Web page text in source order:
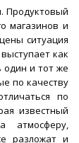
Продуктовый
магазинов и
ситуация
как
один и тот же
по качеству
по
известный
разложат и